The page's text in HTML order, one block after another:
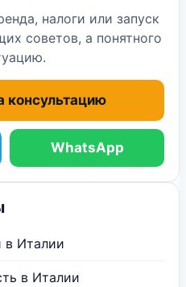
налоги или запуск
советов, а понятного
консультацию
WhatsApp
в Италии
в Италии